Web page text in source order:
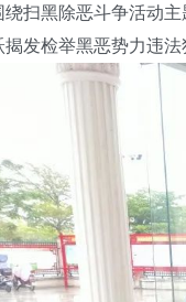
黑除恶斗争活动主
发检举黑恶势力违法